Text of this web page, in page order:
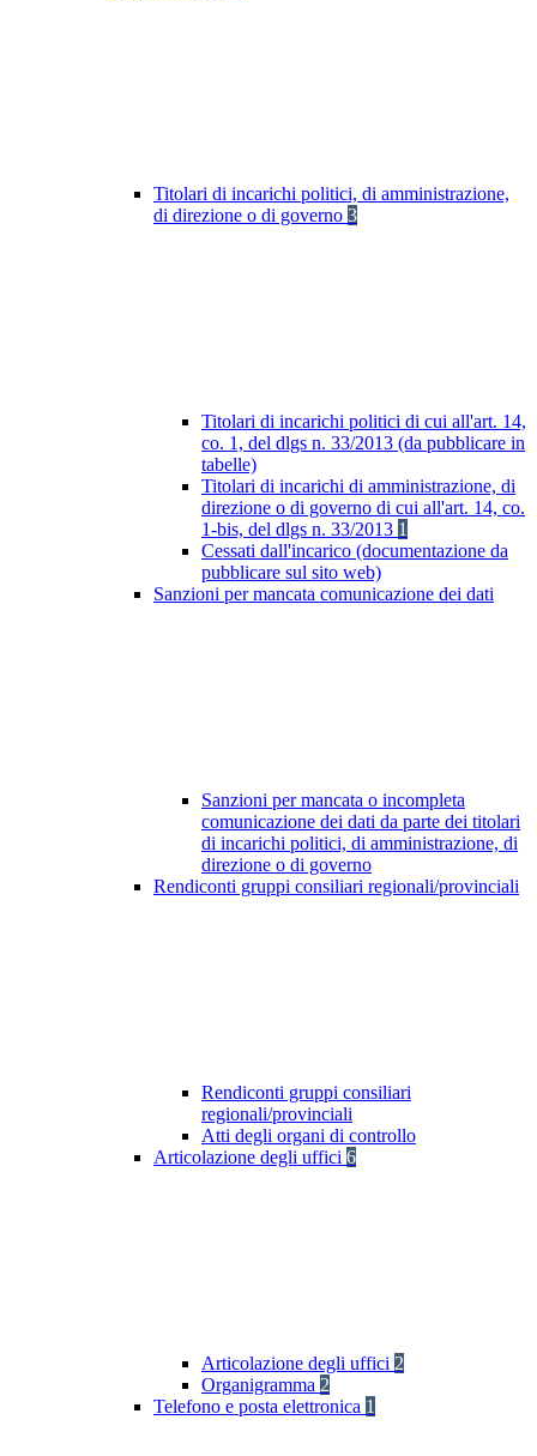
Titolari di incarichi politici, di amministrazione,
di direzione o di governo 3
Titolari di incarichi politici di cui all'art. 14,
co. 1, del dlgs n. 33/2013 (da pubblicare in
tabelle)
Titolari di incarichi di amministrazione, di
direzione o di governo di cui all'art. 14, co.
1-bis, del dlgs n. 33/2013 1
Cessati dall'incarico (documentazione da
pubblicare sul sito web)
Sanzioni per mancata comunicazione dei dati
Sanzioni per mancata o incompleta
comunicazione dei dati da parte dei titolari
di incarichi politici, di amministrazione, di
direzione o di governo
Rendiconti gruppi consiliari regionali/provinciali
Rendiconti gruppi consiliari
regionali/provinciali
Atti degli organi di controllo
Articolazione degli uffici 6
Articolazione degli uffici 2
Organigramma 2
Telefono e posta elettronica 1